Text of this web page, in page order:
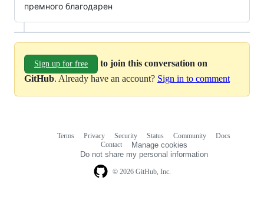
премного благодарен
Sign up for free
to join this conversation on
GitHub. Already have an account? Sign in to comment
© 2026 GitHub, Inc.
Terms Privacy Security Status Community
Docs
Contact
Manage cookies
Do not share my personal information